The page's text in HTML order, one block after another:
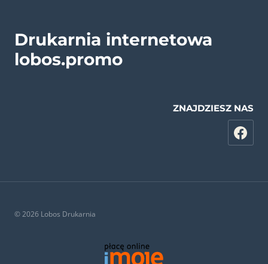
Drukarnia internetowa
lobos.promo
ZNAJDZIESZ NAS
© 2026 Lobos Drukarnia